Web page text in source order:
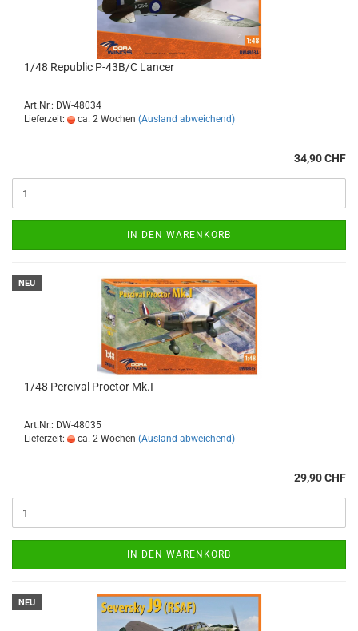
1/48 Republic P-43B/C Lancer
Art.Nr.: DW-48034
Lieferzeit:
ca. 2 Wochen (Ausland abweichend)
34,90 CHF
IN DEN WARENKORB
NEU
1/48 Percival Proctor Mk.I
Art.Nr.: DW-48035
Lieferzeit:
ca. 2 Wochen (Ausland abweichend)
29,90 CHF
IN DEN WARENKORB
NEU